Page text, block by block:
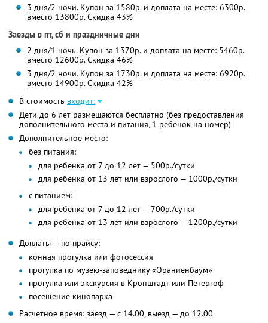
3 дня/2 ночи. Купон за 1580р. и доплата на месте: 6300р.
вместо 13800р. Скидка 43%
Заезды в пт, сб и праздничные дни
2 дня/1 ночь. Купон за 1370р. и доплата на месте: 5460р.
вместо 12600р. Скидка 46%
3 дня/2 ночи. Купон за 1730р. и доплата на месте: 6920р.
вместо 14900р. Скидка 42%
В стоимость входит:
Дети до 6 лет размещаются бесплатно (без предоставления
дополнительного места и питания, 1 ребенок на номер)
Дополнительное место:
без питания:
для ребенка от 7 до 12 лет — 500р./сутки
для ребенка от 13 лет или взрослого — 1000р./сутки
с питанием:
для ребенка от 7 до 12 лет — 700р./сутки
для ребенка от 13 лет или взрослого — 1200р./сутки
Доплаты — по прайсу:
конная прогулка или фотосессия
прогулка по музею-заповеднику «Ораниенбаум»
прогулка или экскурсия в Кронштадт или Петергоф
посещение кинопарка
Расчетное время: заезд — с 14.00, выезд — до 12.00